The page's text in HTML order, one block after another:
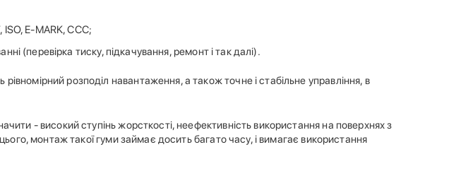
E-MARK, CCC;
(перевірка тиску, підкачування, ремонт і так далі).
розподіл навантаження, а також точне і стабільне управління, в
- високий ступінь жорсткості, неефективність використання на поверхнях з
монтаж такої гуми займає досить багато часу, і вимагає використання